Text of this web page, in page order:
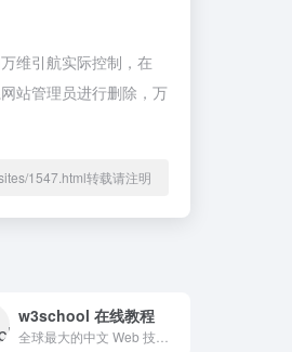
维引航实际控制，在
站管理员进行删除，万
1547.html转载请注明
w3school 在线教程